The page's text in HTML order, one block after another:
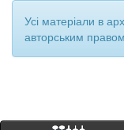
Усі матеріали в
авторським